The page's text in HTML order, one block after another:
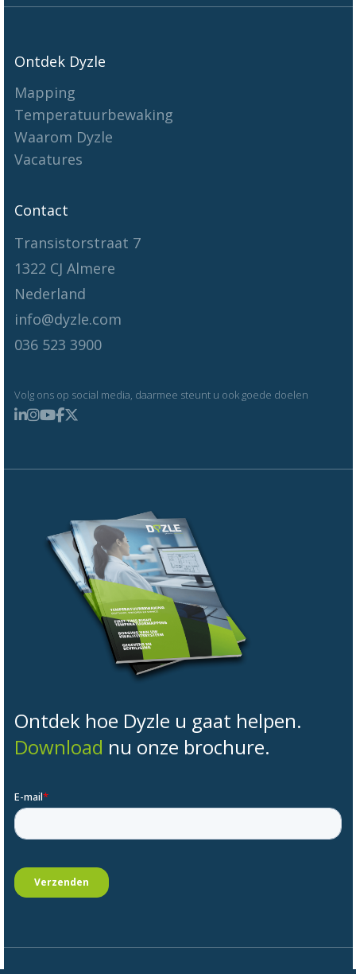
Ontdek Dyzle
Mapping
Temperatuurbewaking
Waarom Dyzle
Vacatures
Contact
Transistorstraat 7
1322 CJ Almere
Nederland
info@dyzle.com
036 523 3900
Volg ons op social media, daarmee steunt u ook goede doelen
Ontdek hoe Dyzle u gaat helpen.
Download nu onze brochure.